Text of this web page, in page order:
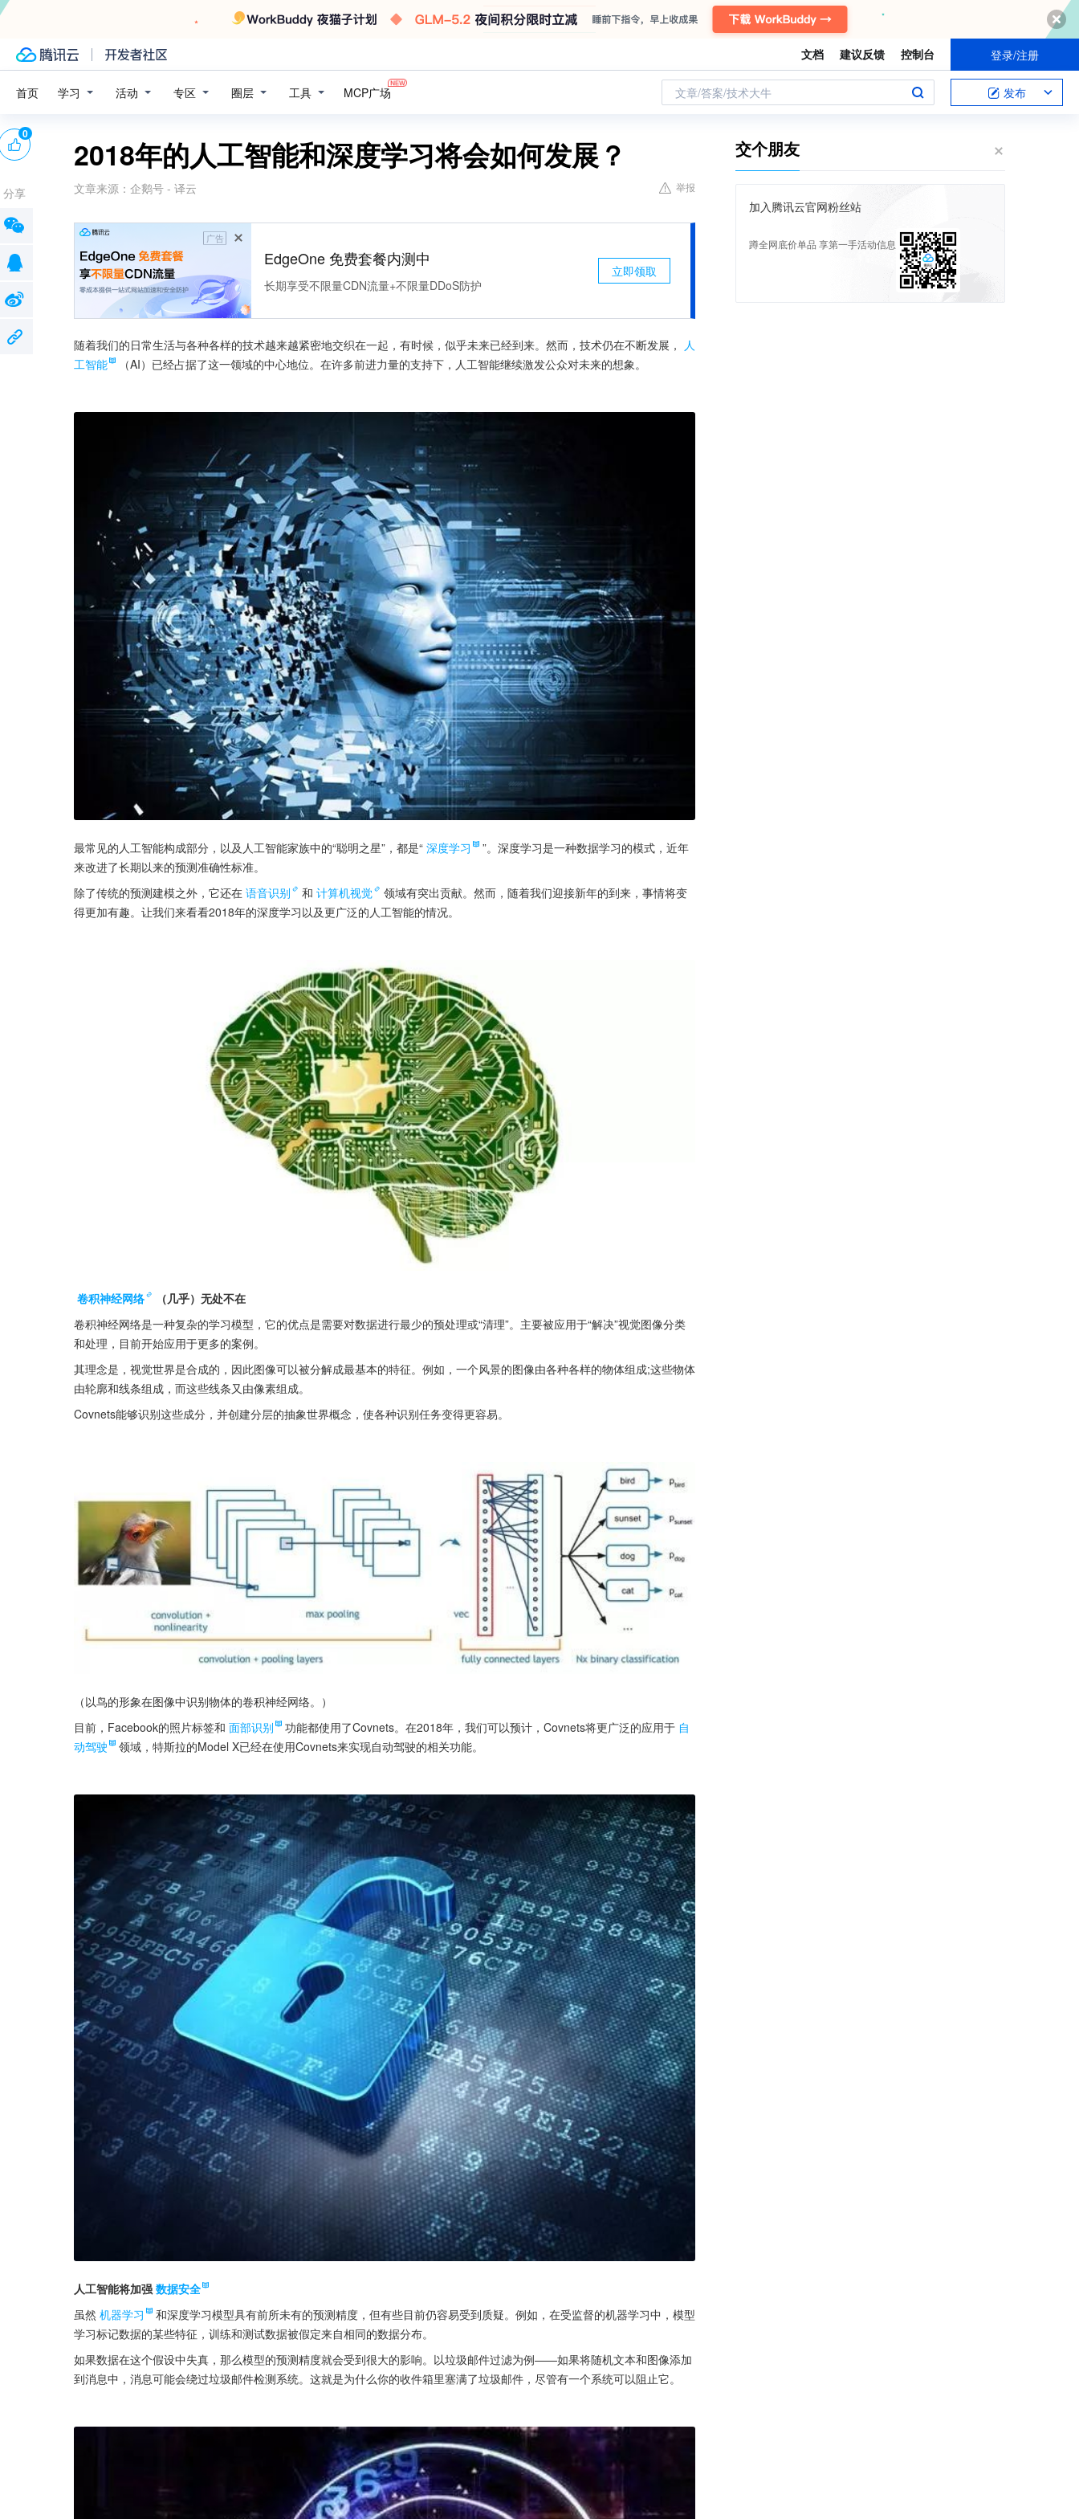
文档 建议反馈 控制台 登录/注册
首页 学习 活动 专区 圈层 工具 MCP广场 文章/答案/技术大牛 发布
2018年的人工智能和深度学习将会如何发展？
文章来源： 企鹅号 - 译云 举报
广告
EdgeOne 免费套餐内测中
长期享受不限量CDN流量+不限量DDoS防护
立即领取
随着我们的日常生活与各种各样的技术越来越紧密地交织在一起，有时候，似乎未来已经到来。然而，技术仍在不断发展， 人
工智能
（AI）已经占据了这一领域的中心地位。在许多前进力量的支持下，人工智能继续激发公众对未来的想象。
最常见的人工智能构成部分，以及人工智能家族中的“聪明之星”，都是“ 深度学习
”。深度学习是一种数据学习的模式，近年
来改进了长期以来的预测准确性标准。
除了传统的预测建模之外，它还在 语音识别 和 计算机视觉
领域有突出贡献。然而，随着我们迎接新年的到来，事情将变
得更加有趣。让我们来看看2018年的深度学习以及更广泛的人工智能的情况。
卷积神经网络
（几乎）无处不在
卷积神经网络是一种复杂的学习模型，它的优点是需要对数据进行最少的预处理或“清理”。主要被应用于“解决”视觉图像分类
和处理，目前开始应用于更多的案例。
其理念是，视觉世界是合成的，因此图像可以被分解成最基本的特征。例如，一个风景的图像由各种各样的物体组成;这些物体
由轮廓和线条组成，而这些线条又由像素组成。
Covnets能够识别这些成分，并创建分层的抽象世界概念，使各种识别任务变得更容易。
（以鸟的形象在图像中识别物体的卷积神经网络。）
目前，Facebook的照片标签和 面部识别 功能都使用了Covnets。在2018年，我们可以预计，Covnets将更广泛的应用于 自
动驾驶
领域，特斯拉的Model X已经在使用Covnets来实现自动驾驶的相关功能。
人工智能将加强 数据安全
虽然 机器学习
和深度学习模型具有前所未有的预测精度，但有些目前仍容易受到质疑。例如，在受监督的机器学习中，模型
学习标记数据的某些特征，训练和测试数据被假定来自相同的数据分布。
如果数据在这个假设中失真，那么模型的预测精度就会受到很大的影响。以垃圾邮件过滤为例——如果将随机文本和图像添加
到消息中，消息可能会绕过垃圾邮件检测系统。这就是为什么你的收件箱里塞满了垃圾邮件，尽管有一个系统可以阻止它。
0
分享
交个朋友
加入腾讯云官网粉丝站
蹲全网底价单品 享第一手活动信息